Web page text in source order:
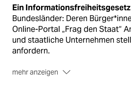
Ein Informationsfreiheitsgesetz
Bundesländer: Deren
Online-Portal „Frag den Staat“
und staatliche Unternehmen
anfordern.
mehr anzeigen